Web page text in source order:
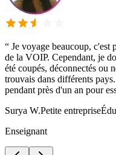
“ Je voyage beaucoup,
de la VOIP. Cependant, je
été coupés, déconnectés ou
trouvais dans différents
pendant près d'un an pour
Surya W.Petite entreprise
Enseignant